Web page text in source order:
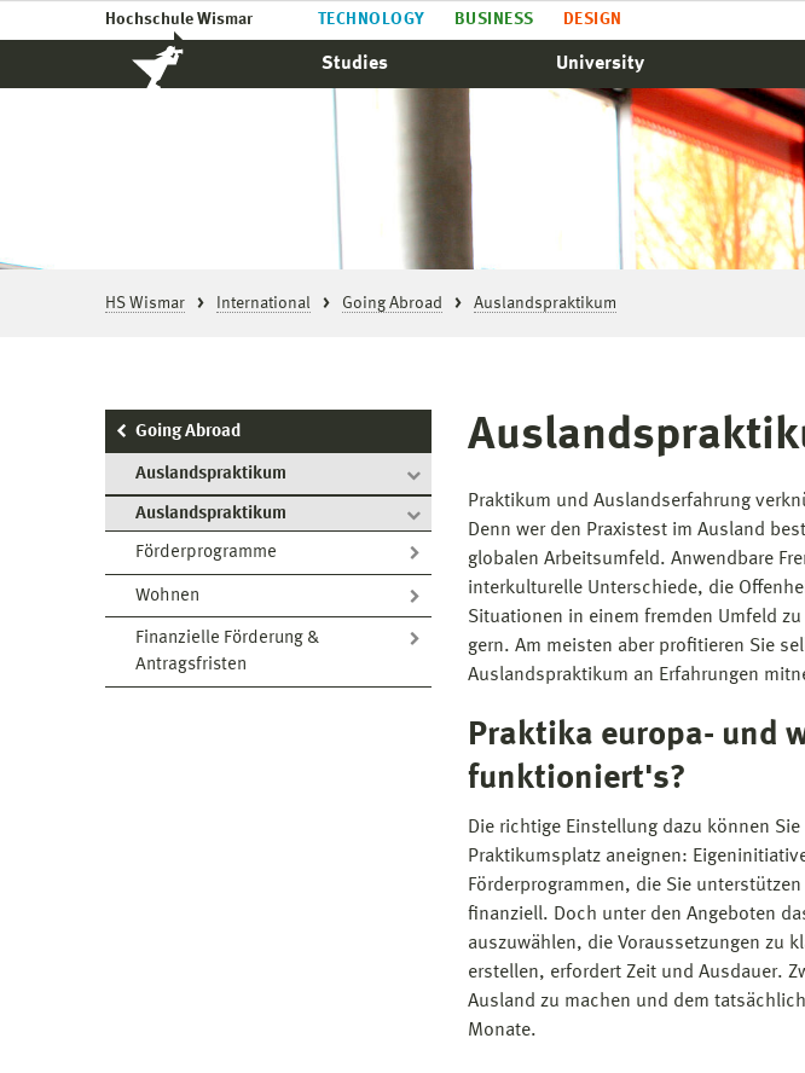
Hochschule Wismar TECHNOLOGY BUSINESS DESIGN
Studies University
HS Wismar International Going Abroad Auslandspraktikum
Going Abroad
Auslandspraktikum
Auslandspraktikum
Förderprogramme
Wohnen
Finanzielle Förderung &
Antragsfristen
Praktikum und Auslandserfahrung
Denn wer den Praxistest im Ausland
globalen Arbeitsumfeld. Anwendbare
interkulturelle Unterschiede, die
Situationen in einem fremden Umfeld
gern. Am meisten aber profitieren Sie
Auslandspraktikum an Erfahrungen
Praktika europa- und
funktioniert's?
Die richtige Einstellung dazu können
Praktikumsplatz aneignen:
Förderprogrammen, die Sie
finanziell. Doch unter den Angeboten
auszuwählen, die Voraussetzungen zu
erstellen, erfordert Zeit und Ausdauer.
Ausland zu machen und dem
Monate.